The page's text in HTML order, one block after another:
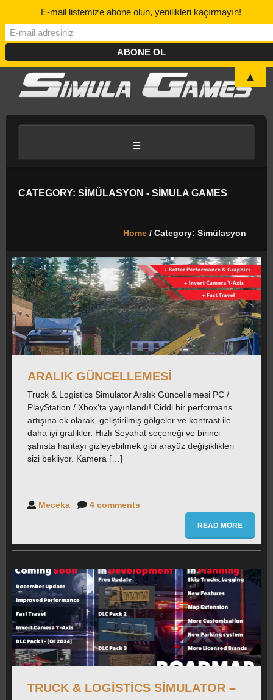
DISCORD
CAREERS
FORUM
İLETIŞIM
BASIN
CATEGORY: SIMÜLASYON - SIMULA GAMES
Home / Category: Simülasyon
ARALIK GÜNCELLEMESI
Truck & Logistics Simulator Aralık Güncellemesi PC /
PlayStation / Xbox’ta yayınlandı! Ciddi bir performans
artışına ek olarak, geliştirilmiş gölgeler ve kontrast ile
daha iyi grafikler. Hızlı Seyahat seçeneği ve birinci
şahısta haritayı gizleyebilmek gibi arayüz değişiklikleri
sizi bekliyor. Kamera […]
Meceka 4 comments
READ MORE
TRUCK & LOGISTICS SIMULATOR –
E-mail listemize abone olun, yenilikleri kaçırmayın!
▲